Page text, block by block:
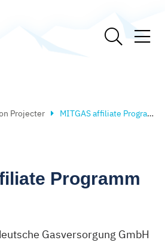
Projecter MITGAS affiliate Programm
Programm
Gasversorgung GmbH